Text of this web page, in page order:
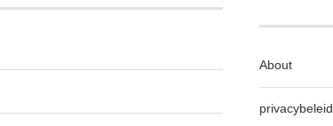
About
privacybeleid